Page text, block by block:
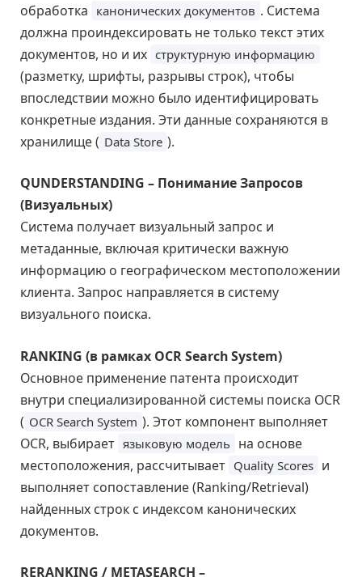
обработка канонических документов . Система
должна проиндексировать не только текст этих
документов, но и их структурную информацию
(разметку, шрифты, разрывы строк), чтобы
впоследствии можно было идентифицировать
конкретные издания. Эти данные сохраняются в
хранилище ( Data Store ).
QUNDERSTANDING – Понимание Запросов
(Визуальных)
Система получает визуальный запрос и
метаданные, включая критически важную
информацию о географическом местоположении
клиента. Запрос направляется в систему
визуального поиска.
RANKING (в рамках OCR Search System)
Основное применение патента происходит
внутри специализированной системы поиска OCR
( OCR Search System ). Этот компонент выполняет
OCR, выбирает языковую модель на основе
местоположения, рассчитывает Quality Scores и
выполняет сопоставление (Ranking/Retrieval)
найденных строк с индексом канонических
документов.
RERANKING / METASEARCH –